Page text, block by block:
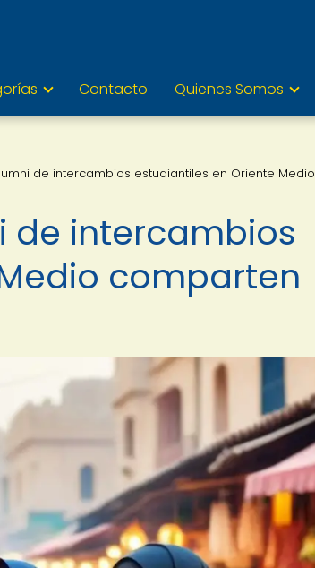
Contacto Quienes Somos
de intercambios estudiantiles en Oriente Medio
de intercambios
comparten